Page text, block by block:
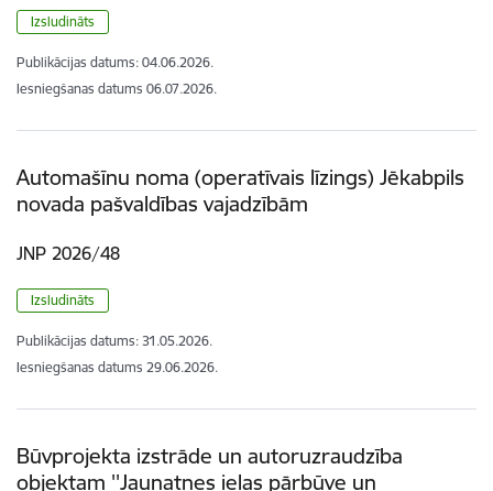
Izsludināts
Publikācijas datums: 04.06.2026.
Iesniegšanas datums 06.07.2026.
Automašīnu noma (operatīvais līzings) Jēkabpils
novada pašvaldības vajadzībām
JNP 2026/48
Izsludināts
Publikācijas datums: 31.05.2026.
Iesniegšanas datums 29.06.2026.
Būvprojekta izstrāde un autoruzraudzība
objektam ''Jaunatnes ielas pārbūve un